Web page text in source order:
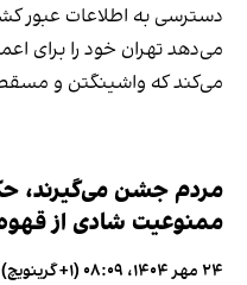
دسترسی به اطلاعات عبور
می‌دهد تهران خود را برای
می‌کند که واشینگتن و
مردم جشن می‌گیرند،
ممنوعیت شادی از
۲۴ مهر ۱۴۰۴، ۰۸:۰۹ (‎+۱ گرینویچ)